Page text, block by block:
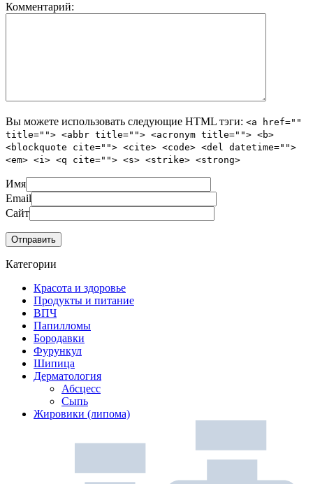
Комментарий:
Вы можете использовать следующие HTML тэги: <a href=""
title=""> <abbr title=""> <acronym title=""> <b>
<blockquote cite=""> <cite> <code> <del datetime="">
<em> <i> <q cite=""> <s> <strike> <strong>
Имя
Email
Сайт
Категории
Красота и здоровье
Продукты и питание
ВПЧ
Папилломы
Бородавки
Фурункул
Шипица
Дерматология
Абсцесс
Сыпь
Жировики (липома)